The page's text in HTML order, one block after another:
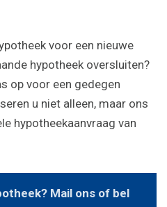
voor een nieuwe
hypotheek oversluiten?
op voor een gedegen
u niet alleen, maar ons
hypotheekaanvraag van
Mail ons of bel